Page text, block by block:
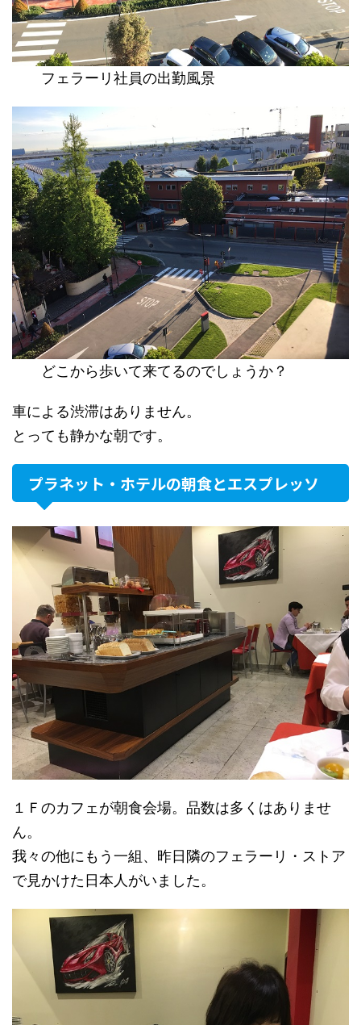
フェラーリ社員の出勤風景
どこから歩いて来てるのでしょうか？
車による渋滞はありません。
とっても静かな朝です。
プラネット・ホテルの朝食とエスプレッソ
１Ｆのカフェが朝食会場。品数は多くはありませ
ん。
我々の他にもう一組、昨日隣のフェラーリ・ストア
で見かけた日本人がいました。